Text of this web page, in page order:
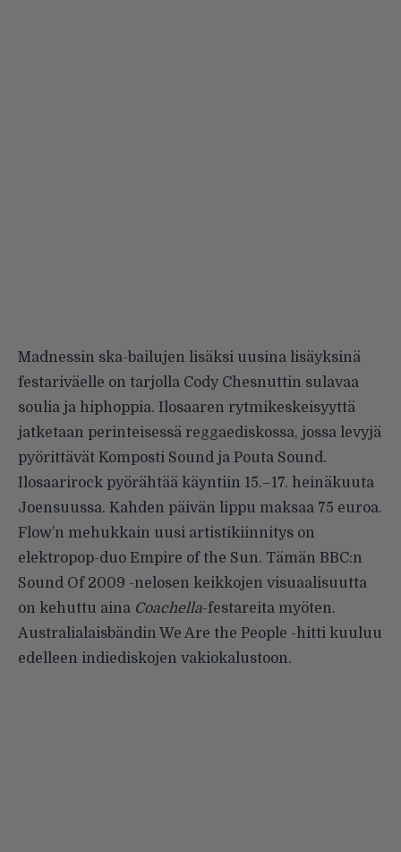
Madnessin ska-bailujen lisäksi uusina lisäyksinä
festariväelle on tarjolla Cody Chesnuttin sulavaa
soulia ja hiphoppia. Ilosaaren rytmikeskeisyyttä
jatketaan perinteisessä reggaediskossa, jossa levyjä
pyörittävät Komposti Sound ja Pouta Sound.
Ilosaarirock pyörähtää käyntiin 15.–17. heinäkuuta
Joensuussa. Kahden päivän lippu maksaa 75 euroa.
Flow’n mehukkain uusi artistikiinnitys on
elektropop-duo Empire of the Sun. Tämän BBC:n
Sound Of 2009 -nelosen keikkojen visuaalisuutta
on kehuttu aina Coachella-festareita myöten.
Australialaisbändin We Are the People -hitti kuuluu
edelleen indiediskojen vakiokalustoon.